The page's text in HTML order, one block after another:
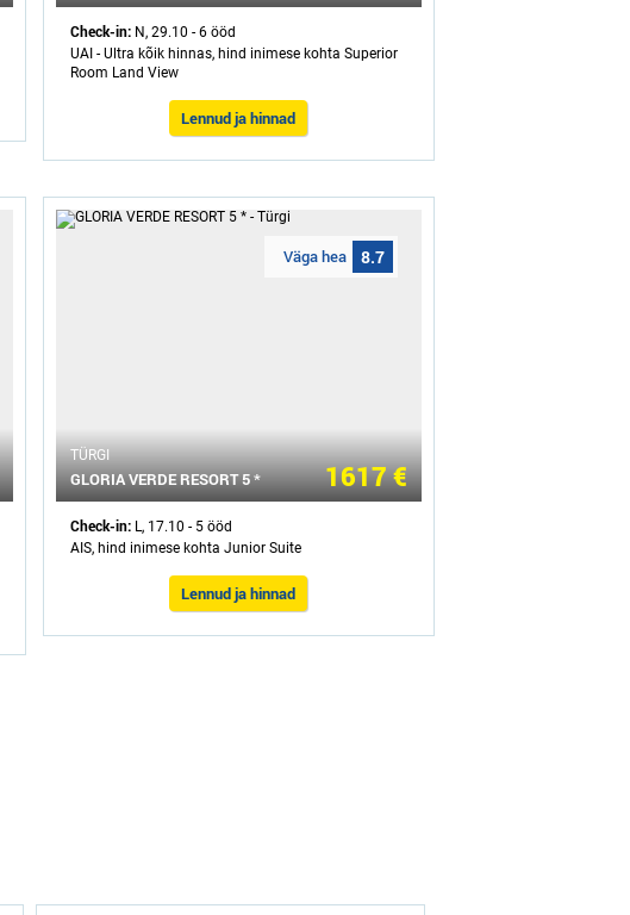
Check-in: N, 29.10 - 6 ööd
UAI - Ultra kõik hinnas, hind inimese kohta Superior
Room Land View
Lennud ja hinnad
Väga hea 8.7
ТÜRGI
GLORIA VERDE RESORT 5 * 1617 €
Check-in: L, 17.10 - 5 ööd
AIS, hind inimese kohta Junior Suite
Lennud ja hinnad